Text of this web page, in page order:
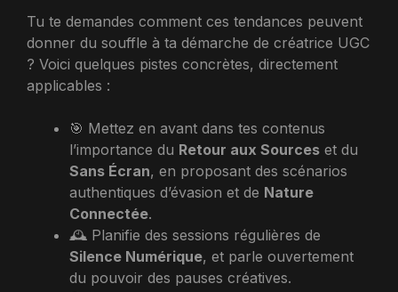
Tu te demandes comment ces tendances peuvent
donner du souffle à ta démarche de créatrice UGC
? Voici quelques pistes concrètes, directement
applicables :
🎯 Mettez en avant dans tes contenus
l’importance du Retour aux Sources et du
Sans Écran, en proposant des scénarios
authentiques d’évasion et de Nature
Connectée.
🕰️ Planifie des sessions régulières de
Silence Numérique, et parle ouvertement
du pouvoir des pauses créatives.